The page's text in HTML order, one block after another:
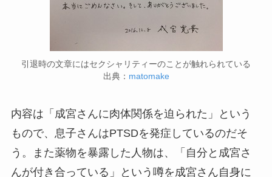
引退時の文章にはセクシャリティーのことが触れられている
出典： matomake
内容は「成宮さんに肉体関係を迫られた」という
もので、息子さんはPTSDを発症しているのだそ
う。また薬物を暴露した人物は、「自分と成宮さ
んが付き合っている」という噂を成宮さん自身に